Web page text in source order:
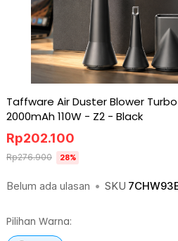
Taffware Air Duster Blower Turbo
2000mAh 110W - Z2 - Black
Belum ada ulasan • SKU
Rp202.100
Rp276.900 28%
Pilihan Warna: